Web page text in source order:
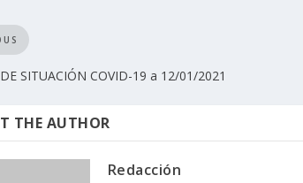
SITUACIÓN COVID-19 a 12/01/2021
THE AUTHOR
Redacción